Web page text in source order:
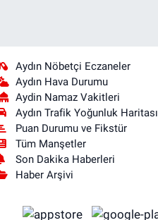
Aydın Nöbetçi Eczaneler
Aydın Hava Durumu
Aydin Namaz Vakitleri
Aydın Trafik Yoğunluk Haritası
Puan Durumu ve Fikstür
Tüm Manşetler
Son Dakika Haberleri
Haber Arşivi